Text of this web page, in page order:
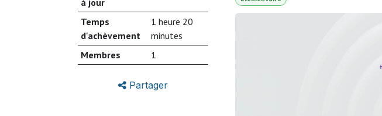
à jour
Temps
d'achèvement
1 heure 20
minutes
Membres
1
Partager